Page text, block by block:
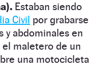
Estaban siendo
Civil por grabarse
y abdominales en
maletero de un
una motocicleta